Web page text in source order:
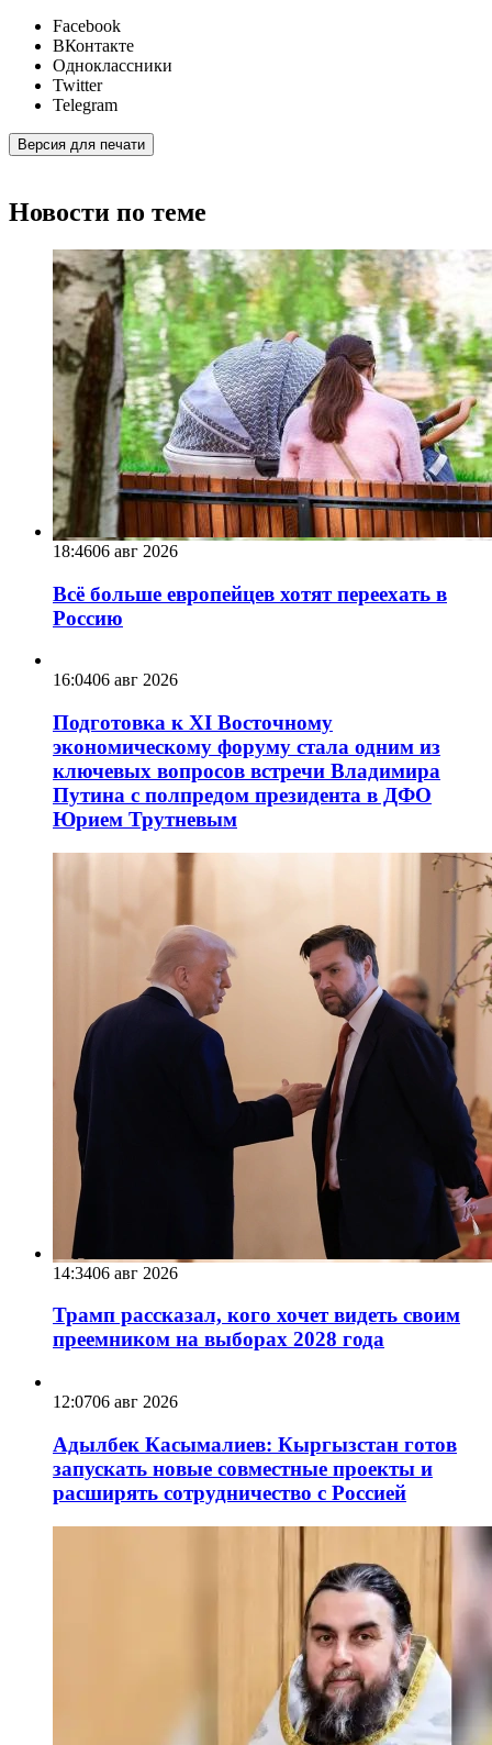
Facebook
ВКонтакте
Одноклассники
Twitter
Telegram
Версия для печати
Новости по теме
18:4606 авг 2026
Всё больше европейцев хотят переехать в
Россию
16:0406 авг 2026
Подготовка к XI Восточному
экономическому форуму стала одним из
ключевых вопросов встречи Владимира
Путина с полпредом президента в ДФО
Юрием Трутневым
14:3406 авг 2026
Трамп рассказал, кого хочет видеть своим
преемником на выборах 2028 года
12:0706 авг 2026
Адылбек Касымалиев: Кыргызстан готов
запускать новые совместные проекты и
расширять сотрудничество с Россией